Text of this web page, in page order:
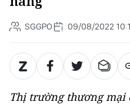
SGGPO 09/08/2022
Thị trường thương